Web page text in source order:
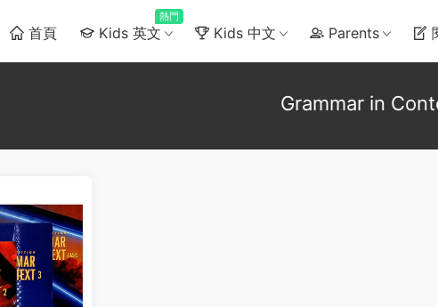
首頁 Kids 英文
熱門
Kids 中文 Parents
Grammar in